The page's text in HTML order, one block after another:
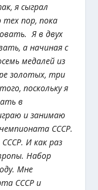
я сыграл
пор, пока
Я в двух
а начиная с
медалей из
золотых, три
поскольку я
в
и занимаю
СССР.
И как раз
Набор
Мне
СССР и